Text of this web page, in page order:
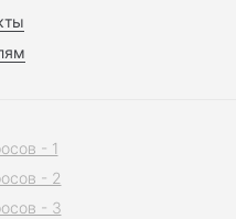
- 1
- 2
- 3